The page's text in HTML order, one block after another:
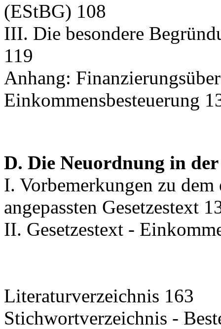
(EStBG) 108
III. Die besondere
119
Anhang:
Einkommensbesteuerung
D. Die Neuordnung in
I. Vorbemerkungen zu
angepassten Gesetzestext
II. Gesetzestext -
Literaturverzeichnis 163
Stichwortverzeichnis -